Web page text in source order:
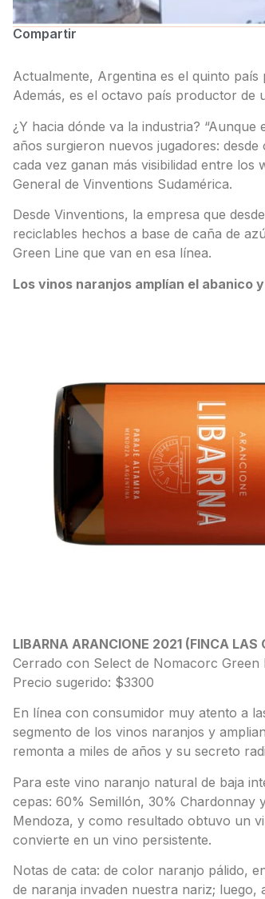
Compartir
Actualmente, Argentina es el quinto
Además, es el octavo país productor de
¿Y hacia dónde va la industria?
años surgieron nuevos jugadores:
cada vez ganan más visibilidad entre los
General de Vinventions Sudamérica.
Desde Vinventions, la empresa que
reciclables hechos a base de caña de
Green Line que van en esa línea.
Los vinos naranjos amplían el abanico
LIBARNA ARANCIONE 2021 (FINCA LAS
Cerrado con Select de Nomacorc Green
Precio sugerido: $3300
En línea con consumidor muy atento a
segmento de los vinos naranjos y
remonta a miles de años y su secreto
Para este vino naranjo natural de baja
cepas: 60% Semillón, 30% Chardonnay
Mendoza, y como resultado obtuvo un
convierte en un vino persistente.
Notas de cata: de color naranjo pálido,
de naranja invaden nuestra nariz;